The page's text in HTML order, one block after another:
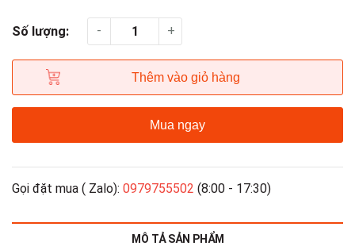
Số lượng: - +
Thêm vào giỏ hàng
Mua ngay
Gọi đặt mua ( Zalo): 0979755502 (8:00 - 17:30)
MÔ TẢ SẢN PHẨM